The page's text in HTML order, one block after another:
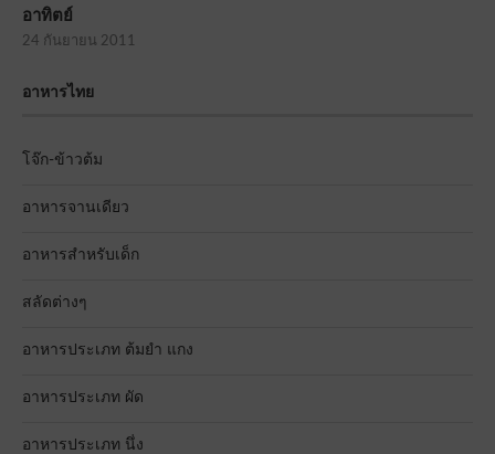
อาทิตย์
24 กันยายน 2011
อาหารไทย
โจ๊ก-ข้าวต้ม
อาหารจานเดียว
อาหารสำหรับเด็ก
สลัดต่างๆ
อาหารประเภท ต้มยำ แกง
อาหารประเภท ผัด
อาหารประเภท นึ่ง